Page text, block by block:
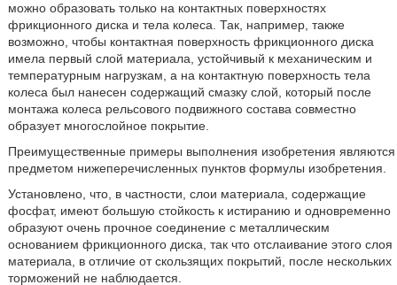
можно образовать только на контактных поверхностях
фрикционного диска и тела колеса. Так, например, также
возможно, чтобы контактная поверхность фрикционного диска
имела первый слой материала, устойчивый к механическим и
температурным нагрузкам, а на контактную поверхность тела
колеса был нанесен содержащий смазку слой, который после
монтажа колеса рельсового подвижного состава совместно
образует многослойное покрытие.
Преимущественные примеры выполнения изобретения являются
предметом нижеперечисленных пунктов формулы изобретения.
Установлено, что, в частности, слои материала, содержащие
фосфат, имеют большую стойкость к истиранию и одновременно
образуют очень прочное соединение с металлическим
основанием фрикционного диска, так что отслаивание этого слоя
материала, в отличие от скользящих покрытий, после нескольких
торможений не наблюдается.